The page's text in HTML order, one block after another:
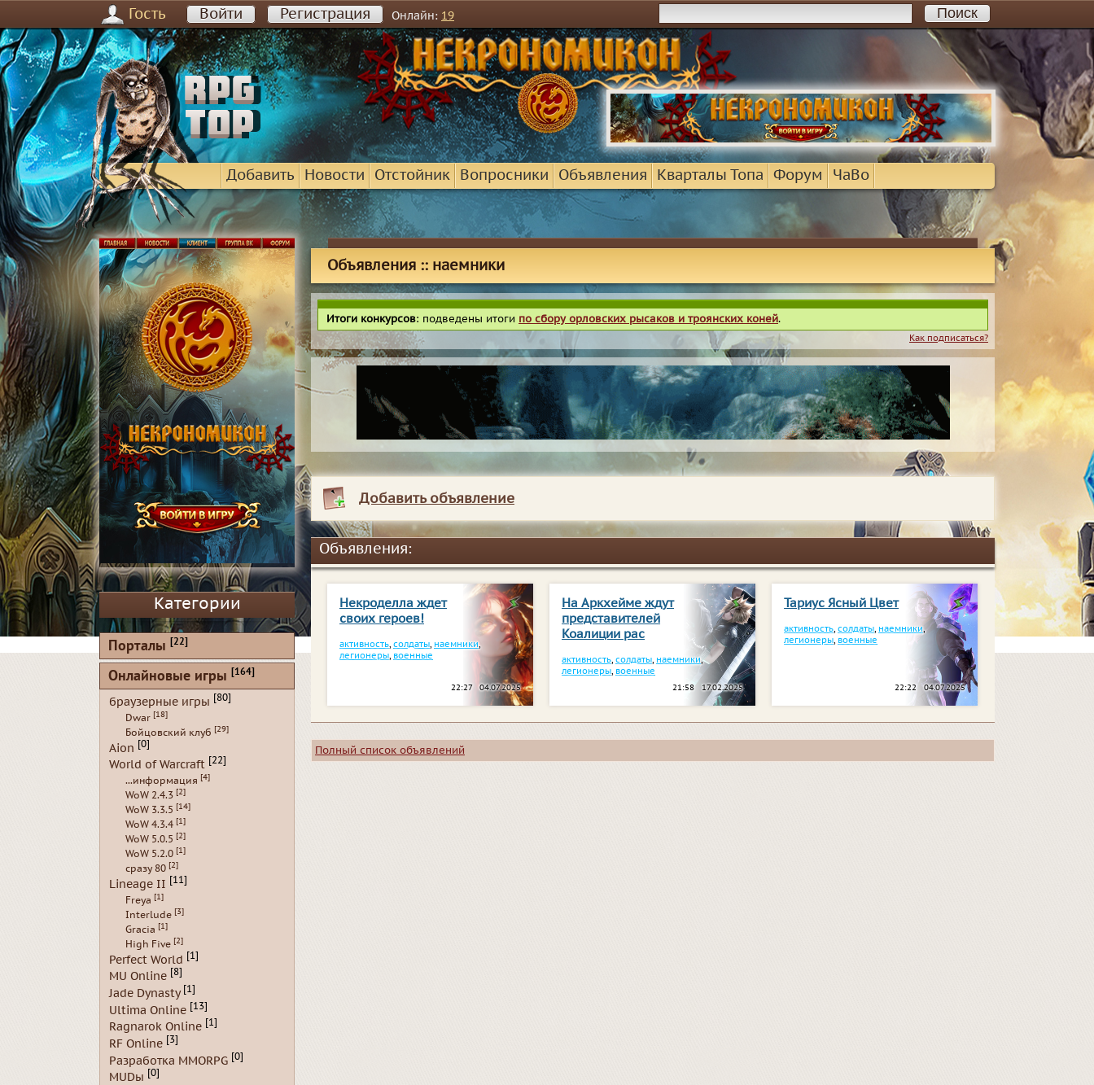
Гость Войти Регистрация Онлайн: 19
Добавить Новости Отстойник Вопросники Объявления Кварталы Топа Форум ЧаВо
Объявления :: наемники
Итоги конкурсов: подведены итоги по сбору орловских рысаков и троянских коней.
Как подписаться?
Добавить объявление
Объявления:
Некроделла ждет
своих героев!
активность, солдаты, наемники,
легионеры, военные
22:27 04.07.2025
На Аркхейме ждут
представителей
Коалиции рас
активность,солдаты, наемники,
легионеры, военные
21:58 17.02.2025
Тариус Ясный Цвет
активность,солдаты, наемники,
легионеры, военные
22:22 04.07.2025
Полный список объявлений
Категории
Порталы [22]
Онлайновые игры [164]
браузерные игры [80]
Dwar [18]
Бойцовский клуб [29]
Aion [0]
World of Warcraft [22]
...информация [4]
WoW 2.4.3 [2]
WoW 3.3.5 [14]
WoW 4.3.4 [1]
WoW 5.0.5 [2]
WoW 5.2.0 [1]
сразу 80 [2]
Lineage II [11]
Freya [1]
Interlude [3]
Gracia [1]
High Five [2]
Perfect World [1]
MU Online [8]
Jade Dynasty [1]
Ultima Online [13]
Ragnarok Online [1]
RF Online [3]
Разработка MMORPG [0]
MUDы [0]